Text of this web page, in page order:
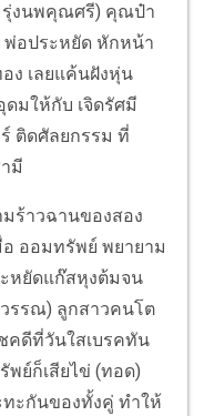
รุ่งนพคุณศรี) คุณป๋า
พ่อประหยัด หักหน้า
ง เลยแค้นฝังหุ่น
มให้กับ เจิดรัศมี
ติดศัลยกรรม ที่
มี
าวฉานของสอง
ออมทรัพย์ พยายาม
หยัดแก๊สหุงต้มจน
รรณ) ลูกสาวคนโต
คดีที่วันใสเบรคทัน
ย์ก็เสียไข่ (ทอด)
ทะกันของทั้งคู่ ทำให้